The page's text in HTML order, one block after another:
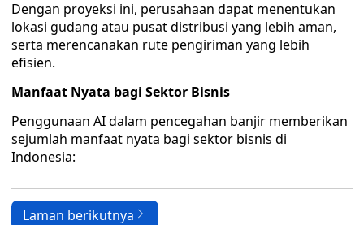
Dengan proyeksi ini, perusahaan dapat menentukan
lokasi gudang atau pusat distribusi yang lebih aman,
serta merencanakan rute pengiriman yang lebih
efisien.
Manfaat Nyata bagi Sektor Bisnis
Penggunaan AI dalam pencegahan banjir memberikan
sejumlah manfaat nyata bagi sektor bisnis di
Indonesia:
Laman berikutnya